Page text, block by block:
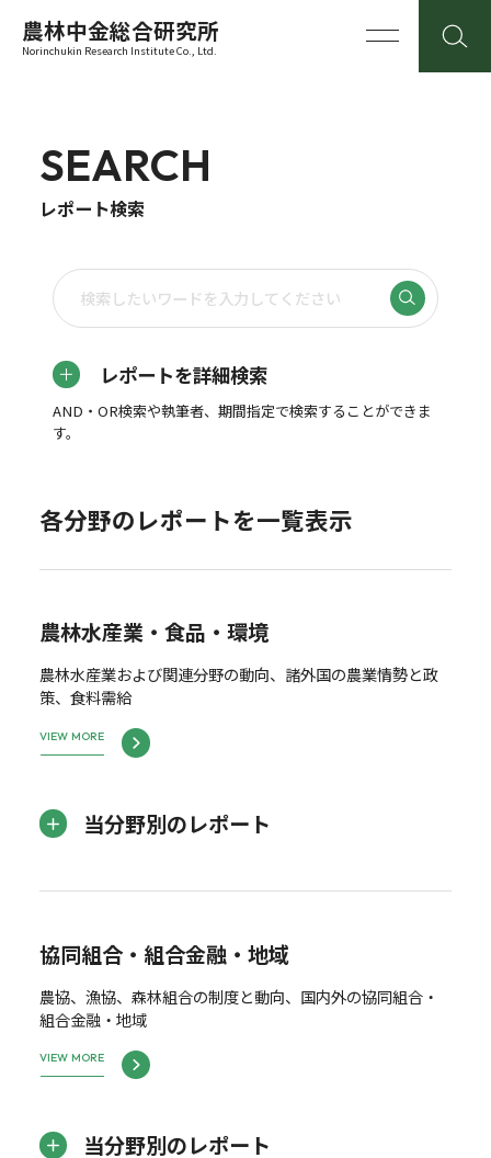
農林中金総合研究所
Norinchukin Research Institute Co., Ltd.
SEARCH
レポート検索
レポートを詳細検索
AND・OR検索や執筆者、期間指定で検索することができま
す。
各分野のレポートを一覧表示
農林水産業・食品・環境
農林水産業および関連分野の動向、諸外国の農業情勢と政
策、食料需給
VIEW MORE
当分野別のレポート
協同組合・組合金融・地域
農協、漁協、森林組合の制度と動向、国内外の協同組合・
組合金融・地域
VIEW MORE
当分野別のレポート